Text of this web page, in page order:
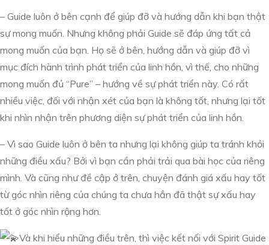
– Guide luôn ở bên cạnh để giúp đỡ và hướng dẫn khi bạn thật
sự mong muốn. Nhưng không phải Guide sẽ đáp ứng tất cả
mong muốn của bạn. Họ sẽ ở bên, hướng dẫn và giúp đỡ vì
mục đích hành trình phát triển của linh hồn, vì thế, cho những
mong muốn đủ “Pure” – hướng về sự phát triển này. Có rất
nhiều việc, đối với nhận xét của bạn là không tốt, nhưng lại tốt
khi nhìn nhận trên phương diện sự phát triển của linh hồn.
– Vì sao Guide luôn ở bên ta nhưng lại không giúp ta tránh khỏi
những điều xấu? Bởi vì bạn cần phải trải qua bài học của riêng
mình. Và cũng như đề cập ở trên, chuyện đánh giá xấu hay tốt
từ góc nhìn riêng của chúng ta chưa hẳn đã thật sự xấu hay
tốt ở góc nhìn rộng hơn.
Và khi hiểu những điều trên, thì việc kết nối với Spirit Guide